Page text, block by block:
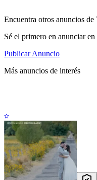
Encuentra otros anuncios
Sé el primero en anunciar en
Publicar Anuncio
Más anuncios de interés